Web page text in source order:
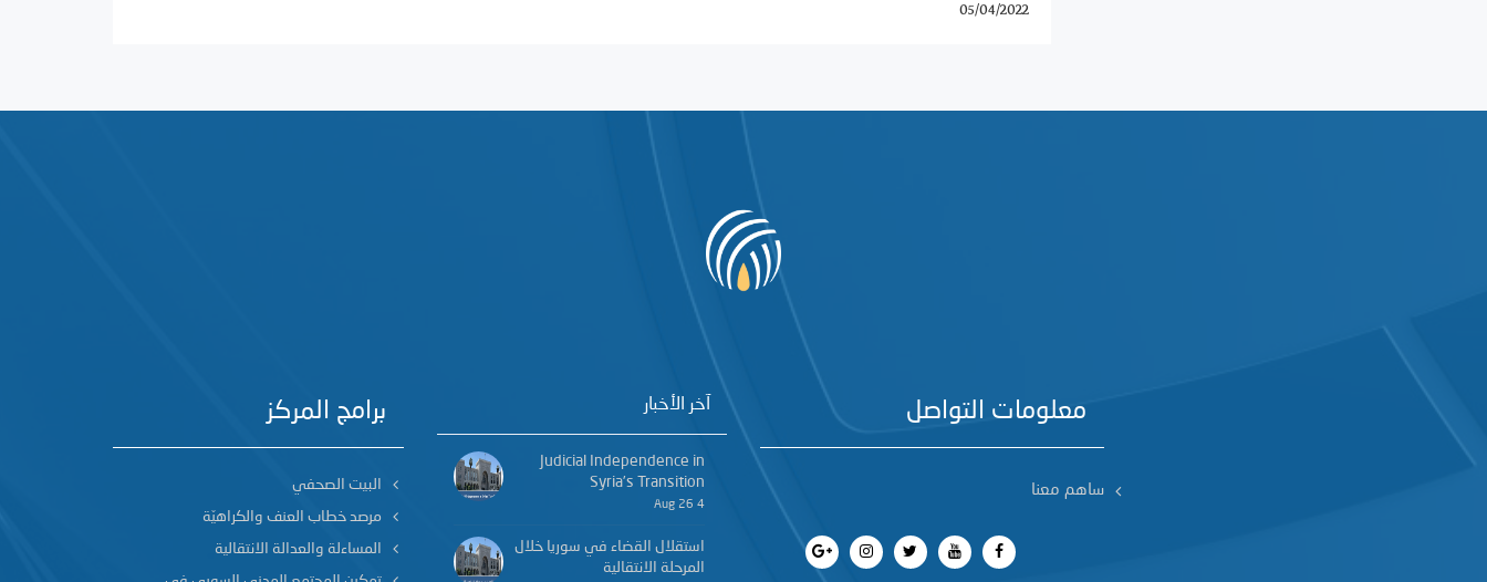
05/04/2022
برامج المركز
البيت الصحفي
مرصد خطاب العنف والكراهيّة
المساءلة والعدالة الانتقالية
آخر الأخبار
Judicial Independence in
Syria’s Transition
4 Aug 26
استقلال القضاء في سوريا خلال
المرحلة الانتقالية
معلومات التواصل
ساهم معنا